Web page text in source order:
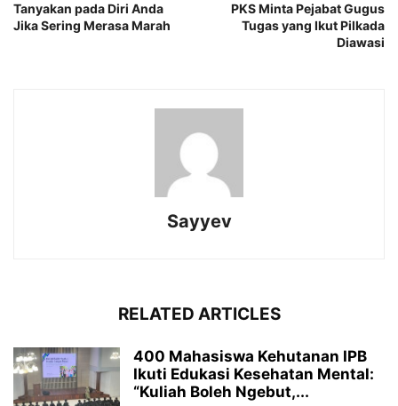
Tanyakan pada Diri Anda
Jika Sering Merasa Marah
PKS Minta Pejabat Gugus
Tugas yang Ikut Pilkada
Diawasi
Sayyev
RELATED ARTICLES
400 Mahasiswa Kehutanan IPB
Ikuti Edukasi Kesehatan Mental:
“Kuliah Boleh Ngebut,...